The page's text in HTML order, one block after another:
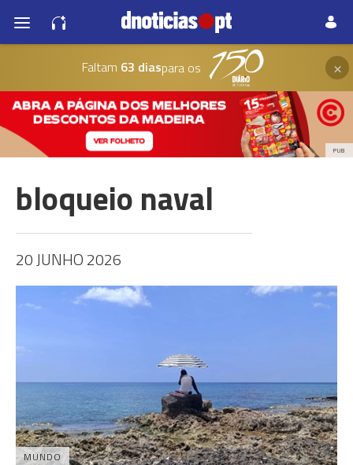
Faltam 63 diaspara os ×
PUB
bloqueio naval
20 JUNHO 2026
MUNDO